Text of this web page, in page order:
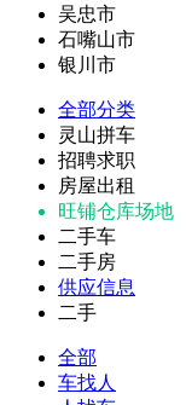
吴忠市
石嘴山市
银川市
全部分类
灵山拼车
招聘求职
房屋出租
旺铺仓库场地
二手车
二手房
供应信息
二手
全部
车找人